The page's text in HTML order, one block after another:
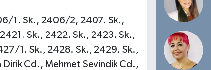
1. Sk., 2406/2, 2407. Sk.,
Sk., 2422. Sk., 2423. Sk.,
1. Sk., 2428. Sk., 2429. Sk.,
Cd., Mehmet Sevindik Cd.,